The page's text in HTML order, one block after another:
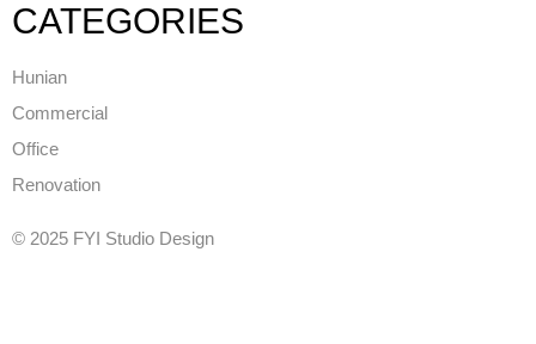
CATEGORIES
Hunian
Commercial
Office
Renovation
© 2025 FYI Studio Design